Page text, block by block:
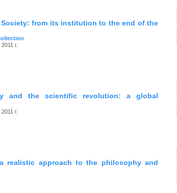
from its institution to the end of the
г.
and the scientific revolution: a global
г.
realistic approach to the philosophy and